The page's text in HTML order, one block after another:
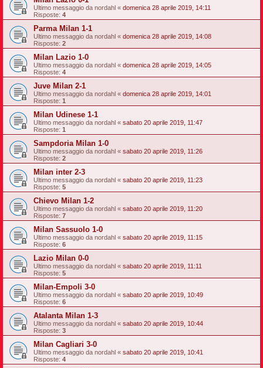
Ultimo messaggio da nordahl « domenica 28 aprile 2019, 14:11
Risposte: 4
Parma Milan 1-1
Ultimo messaggio da nordahl « domenica 28 aprile 2019, 14:08
Risposte: 2
Milan Lazio 1-0
Ultimo messaggio da nordahl « domenica 28 aprile 2019, 14:05
Risposte: 4
Juve Milan 2-1
Ultimo messaggio da nordahl « domenica 28 aprile 2019, 14:01
Risposte: 1
Milan Udinese 1-1
Ultimo messaggio da nordahl « sabato 20 aprile 2019, 11:47
Risposte: 1
Sampdoria Milan 1-0
Ultimo messaggio da nordahl « sabato 20 aprile 2019, 11:26
Risposte: 2
Milan inter 2-3
Ultimo messaggio da nordahl « sabato 20 aprile 2019, 11:23
Risposte: 5
Chievo Milan 1-2
Ultimo messaggio da nordahl « sabato 20 aprile 2019, 11:20
Risposte: 7
Milan Sassuolo 1-0
Ultimo messaggio da nordahl « sabato 20 aprile 2019, 11:15
Risposte: 6
Lazio Milan 0-0
Ultimo messaggio da nordahl « sabato 20 aprile 2019, 11:11
Risposte: 5
Milan-Empoli 3-0
Ultimo messaggio da nordahl « sabato 20 aprile 2019, 10:49
Risposte: 6
Atalanta Milan 1-3
Ultimo messaggio da nordahl « sabato 20 aprile 2019, 10:44
Risposte: 3
Milan Cagliari 3-0
Ultimo messaggio da nordahl « sabato 20 aprile 2019, 10:41
Risposte: 4